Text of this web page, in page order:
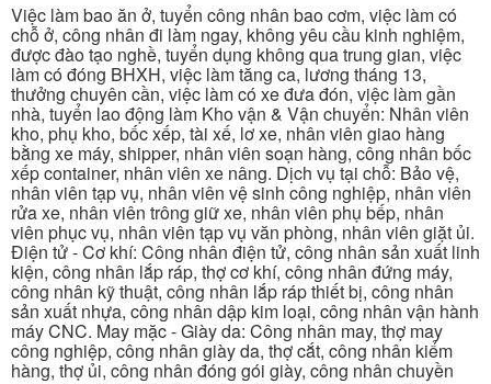
Việc làm bao ăn ở, tuyển công nhân bao cơm, việc làm có
chỗ ở, công nhân đi làm ngay, không yêu cầu kinh nghiệm,
được đào tạo nghề, tuyển dụng không qua trung gian, việc
làm có đóng BHXH, việc làm tăng ca, lương tháng 13,
thưởng chuyên cần, việc làm có xe đưa đón, việc làm gần
nhà, tuyển lao động làm Kho vận & Vận chuyển: Nhân viên
kho, phụ kho, bốc xếp, tài xế, lơ xe, nhân viên giao hàng
bằng xe máy, shipper, nhân viên soạn hàng, công nhân bốc
xếp container, nhân viên xe nâng. Dịch vụ tại chỗ: Bảo vệ,
nhân viên tạp vụ, nhân viên vệ sinh công nghiệp, nhân viên
rửa xe, nhân viên trông giữ xe, nhân viên phụ bếp, nhân
viên phục vụ, nhân viên tạp vụ văn phòng, nhân viên giặt ủi.
Điện tử - Cơ khí: Công nhân điện tử, công nhân sản xuất linh
kiện, công nhân lắp ráp, thợ cơ khí, công nhân đứng máy,
công nhân kỹ thuật, công nhân lắp ráp thiết bị, công nhân
sản xuất nhựa, công nhân dập kim loại, công nhân vận hành
máy CNC. May mặc - Giày da: Công nhân may, thợ may
công nghiệp, công nhân giày da, thợ cắt, công nhân kiểm
hàng, thợ ủi, công nhân đóng gói giày, công nhân chuyền